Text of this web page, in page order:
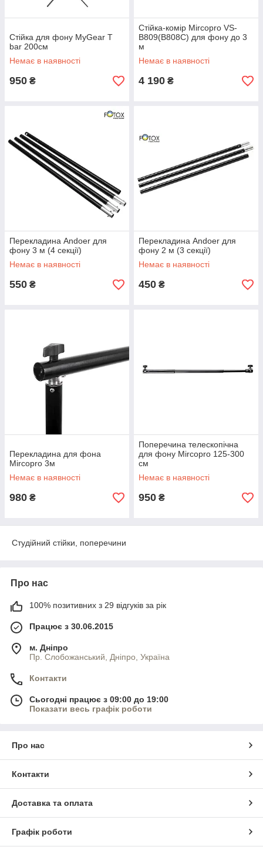
Стійка для фону MyGear T
bar 200см
Немає в наявності
950 ₴
Стійка-комір Mircopro VS-
B809(B808C) для фону до 3
м
Немає в наявності
4 190 ₴
Перекладина Andoer для
фону 3 м (4 секції)
Немає в наявності
550 ₴
Перекладина Andoer для
фону 2 м (3 секції)
Немає в наявності
450 ₴
Перекладина для фона
Mircopro 3м
Немає в наявності
980 ₴
Поперечина телескопічна
для фону Mircopro 125-300
см
Немає в наявності
950 ₴
Студійний стійки, поперечини
Про нас
100% позитивних з 29 відгуків за рік
Працює з 30.06.2015
м. Дніпро
Пр. Слобожанський, Дніпро, Україна
Контакти
Сьогодні працює з 09:00 до 19:00
Показати весь графік роботи
Про нас
Контакти
Доставка та оплата
Графік роботи